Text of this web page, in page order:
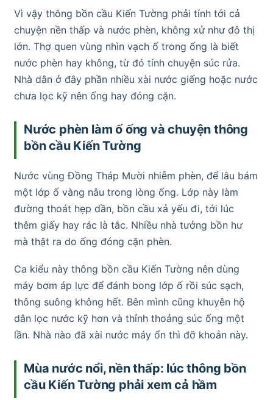
Vì vậy thông bồn cầu Kiến Tường phải tính tới cả
chuyện nền thấp và nước phèn, không xử như đô thị
lớn. Thợ quen vùng nhìn vạch ố trong ống là biết
nước phèn hay không, từ đó tính chuyện súc rửa.
Nhà dân ở đây phần nhiều xài nước giếng hoặc nước
chưa lọc kỹ nên ống hay đóng cặn.
Nước phèn làm ố ống và chuyện thông
bồn cầu Kiến Tường
Nước vùng Đồng Tháp Mười nhiễm phèn, để lâu bám
một lớp ố vàng nâu trong lòng ống. Lớp này làm
đường thoát hẹp dần, bồn cầu xả yếu đi, tới lúc
thêm giấy hay rác là tắc. Nhiều nhà tưởng bồn hư
mà thật ra do ống đóng cặn phèn.
Ca kiểu này thông bồn cầu Kiến Tường nên dùng
máy bơm áp lực để đánh bong lớp ố rồi súc sạch,
thông suông không hết. Bên mình cũng khuyên hộ
dân lọc nước kỹ hơn và thỉnh thoảng súc ống một
lần. Nhà nào đã xài nước máy ổn thì đỡ khoản này.
Mùa nước nổi, nền thấp: lúc thông bồn
cầu Kiến Tường phải xem cả hầm